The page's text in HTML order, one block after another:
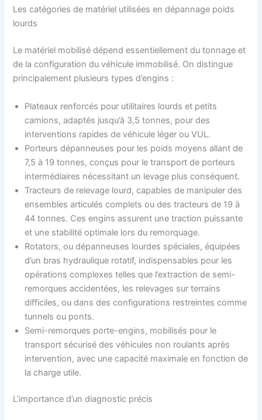
Les catégories de matériel utilisées en dépannage poids
lourds
Le matériel mobilisé dépend essentiellement du tonnage et
de la configuration du véhicule immobilisé. On distingue
principalement plusieurs types d’engins :
Plateaux renforcés pour utilitaires lourds et petits
camions, adaptés jusqu’à 3,5 tonnes, pour des
interventions rapides de véhicule léger ou VUL.
Porteurs dépanneuses pour les poids moyens allant de
7,5 à 19 tonnes, conçus pour le transport de porteurs
intermédiaires nécessitant un levage plus conséquent.
Tracteurs de relevage lourd, capables de manipuler des
ensembles articulés complets ou des tracteurs de 19 à
44 tonnes. Ces engins assurent une traction puissante
et une stabilité optimale lors du remorquage.
Rotators, ou dépanneuses lourdes spéciales, équipées
d’un bras hydraulique rotatif, indispensables pour les
opérations complexes telles que l’extraction de semi-
remorques accidentées, les relevages sur terrains
difficiles, ou dans des configurations restreintes comme
tunnels ou ponts.
Semi-remorques porte-engins, mobilisés pour le
transport sécurisé des véhicules non roulants après
intervention, avec une capacité maximale en fonction de
la charge utile.
L’importance d’un diagnostic précis